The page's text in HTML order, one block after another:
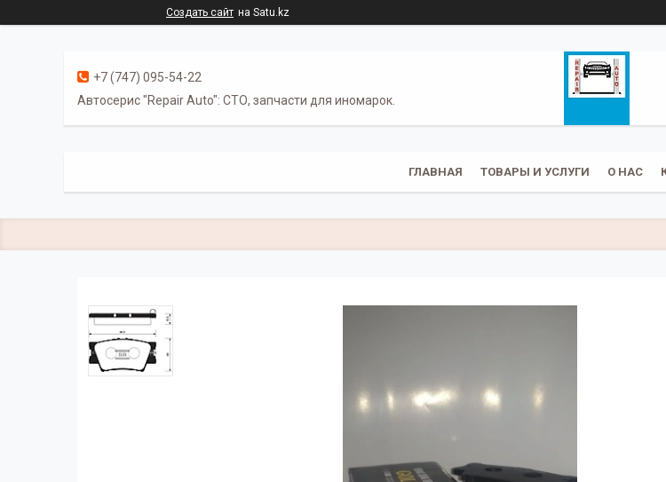
Создать сайт на Satu.kz
+7 (747) 095-54-22
Автосерис "Repair Auto": СТО, запчасти для иномарок.
ГЛАВНАЯ ТОВАРЫ И УСЛУГИ О НАС